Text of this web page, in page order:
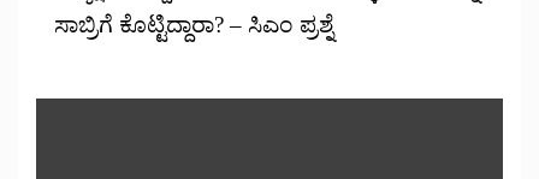
ಸಾಬ್ರಿಗೆ ಕೊಟ್ಟಿದ್ದಾರಾ? – ಸಿಎಂ ಪ್ರಶ್ನೆ